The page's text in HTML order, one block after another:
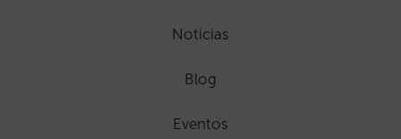
Noticias
Blog
Eventos